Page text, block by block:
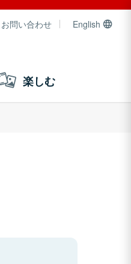
問い合わせ English
楽しむ